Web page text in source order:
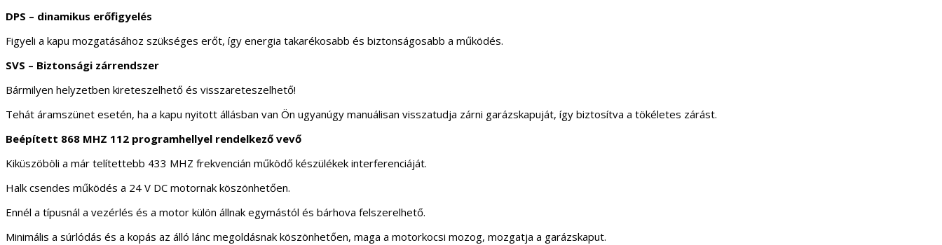
DPS – dinamikus erőfigyelés
Figyeli a kapu mozgatásához szükséges erőt, így energia takarékosabb és biztonságosabb a működés.
SVS – Biztonsági zárrendszer
Bármilyen helyzetben kireteszelhető és visszareteszelhető!
Tehát áramszünet esetén, ha a kapu nyitott állásban van Ön ugyanúgy manuálisan visszatudja zárni garázskapuját, így biztosítva a tökéletes zárást.
Beépített 868 MHZ 112 programhellyel rendelkező vevő
Kiküszöböli a már telítettebb 433 MHZ frekvencián működő készülékek interferenciáját.
Halk csendes működés a 24 V DC motornak köszönhetően.
Ennél a típusnál a vezérlés és a motor külön állnak egymástól és bárhova felszerelhető.
Minimális a súrlódás és a kopás az álló lánc megoldásnak köszönhetően, maga a motorkocsi mozog, mozgatja a garázskaput.